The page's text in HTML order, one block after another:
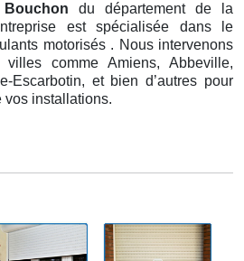
du département de la
est spécialisée dans le
motorisés . Nous intervenons
comme Amiens, Abbeville,
Escarbotin, et bien d’autres pour
vos installations.